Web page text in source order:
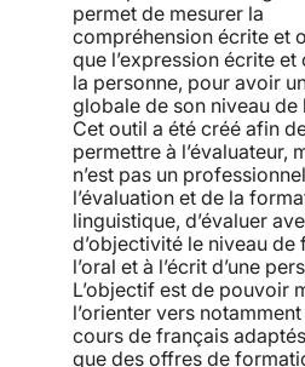
permet de mesurer la
compréhension écrite et
que l’expression écrite et
la personne, pour avoir
globale de son niveau de
Cet outil a été créé afin
permettre à l’évaluateur,
n’est pas un
l’évaluation et de la
linguistique, d’évaluer
d’objectivité le niveau de
l’oral et à l’écrit d’une
L’objectif est de pouvoir
l’orienter vers
cours de français
que des offres de